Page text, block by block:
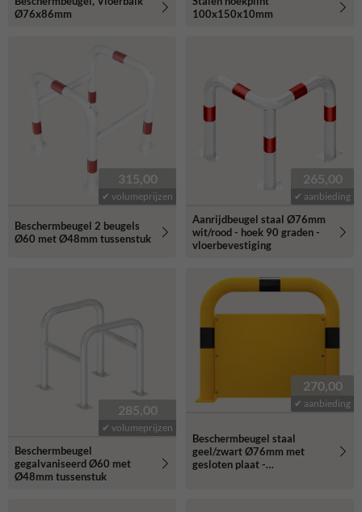
Ø76x86mm
100x150x10mm
315,00
✔ volumeprijzen
Beschermbeugel 2 beugels
Ø60 met Ø48mm tussenstuk
265,00
✔ aanbieding
Aanrijdbeugel staal Ø76mm
wit/rood - hoek 90 graden -
vloerbevestiging
285,00
✔ volumeprijzen
Beschermbeugel
gegalvaniseerd Ø60 met
Ø48mm tussenstuk
270,00
✔ aanbieding
Beschermbeugel staal
geel/zwart Ø76mm met
gesloten plaat -